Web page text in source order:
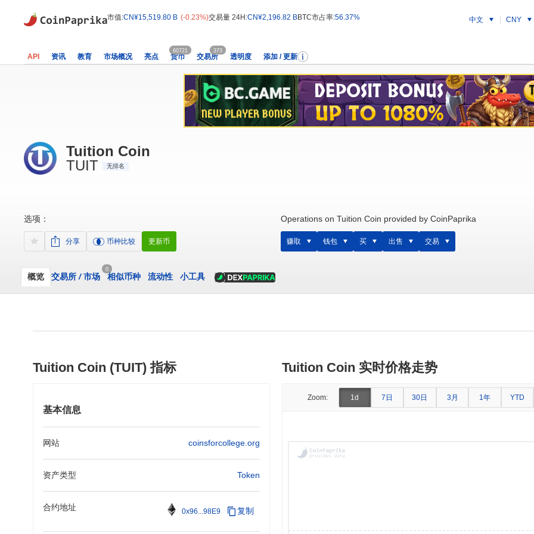
市值:CN¥15,519.80 B (-0.23%)交易量 24H:CN¥2,196.82 BBTC市占率:56.37% 中文 CNY
API 资讯 教育 市场概况 亮点 货币
60721
交易所
373
透明度 添加 / 更新
Tuition Coin
TUIT
无排名
选项：
分享 币种比较 更新币
Operations on Tuition Coin provided by CoinPaprika
赚取 钱包 买 出售 交易
概览 交易所 /市场
0
相似币种 流动性 小工具
Tuition Coin (TUIT) 指标
基本信息
网站 coinsforcollege.org
资产类型 Token
合约地址 0x96...98E9 复制
Tuition Coin 实时价格走势
Zoom: 1d 7日 30日 3月 1年 YTD